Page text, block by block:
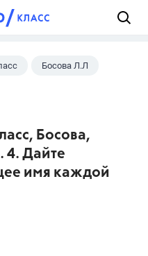
Босова Л.Л
Босова,
4. Дайте
имя каждой